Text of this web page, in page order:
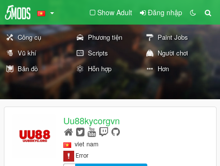
Show Adult Đăng nhập
Công cụ Phương tiện
Paint Jobs
Vũ khí
Scripts
Người chơi
Bản đồ
Hỗn hợp Hơn
Uu88kycorgvn
viet nam